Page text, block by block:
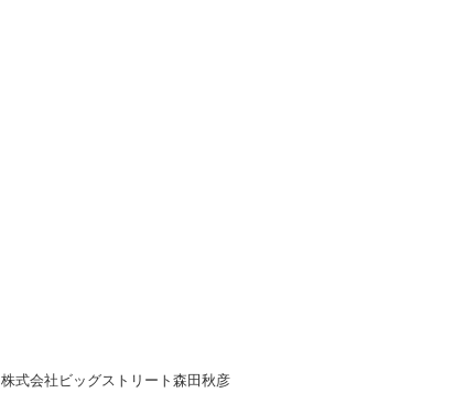
株式会社ビッグストリート森田秋彦